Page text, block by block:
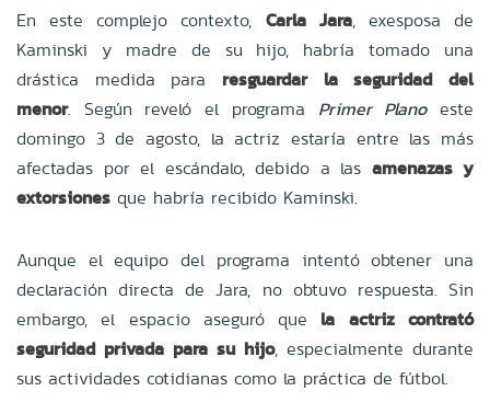
En este complejo contexto, Carla Jara, exesposa de
Kaminski y madre de su hijo, habría tomado una
drástica medida para resguardar la seguridad del
menor. Según reveló el programa Primer Planoeste
domingo 3 de agosto, la actriz estaría entre las más
afectadas por el escándalo, debido a las amenazas y
extorsiones que habría recibido Kaminski.
Aunque el equipo del programa intentó obtener una
declaración directa de Jara, no obtuvo respuesta. Sin
embargo, el espacio aseguró que la actriz contrató
seguridad privada para su hijo, especialmente durante
sus actividades cotidianas como la práctica de fútbol.